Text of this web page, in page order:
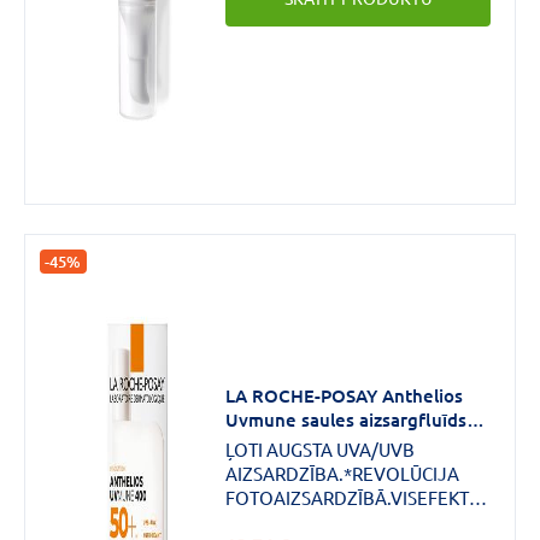
stundu matējoša iedarbība*.
-45%
LA ROCHE-POSAY Anthelios
Uvmune saules aizsargfluīds
sejai ar toni SPF50+ 50 ml
ĻOTI AUGSTA UVA/UVB
AIZSARDZĪBA.*REVOLŪCIJA
FOTOAIZSARDZĪBĀ.VISEFEKTĪVĀKAIS